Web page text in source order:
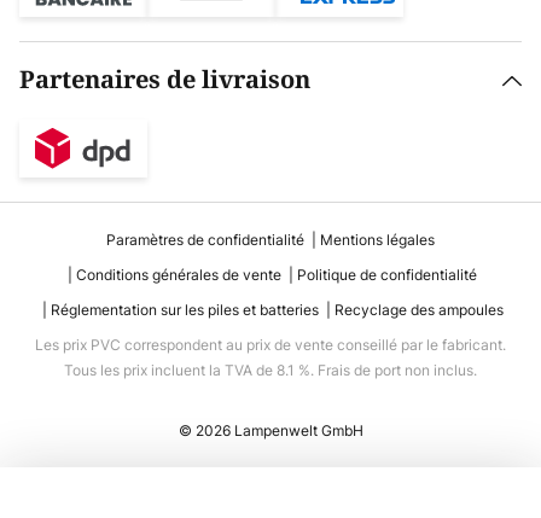
Partenaires de livraison
Paramètres de confidentialité
Mentions légales
Conditions générales de vente
Politique de confidentialité
Réglementation sur les piles et batteries
Recyclage des ampoules
Les prix PVC correspondent au prix de vente conseillé par le fabricant.
Tous les prix incluent la TVA de 8.1 %. Frais de port non inclus.
© 2026 Lampenwelt GmbH